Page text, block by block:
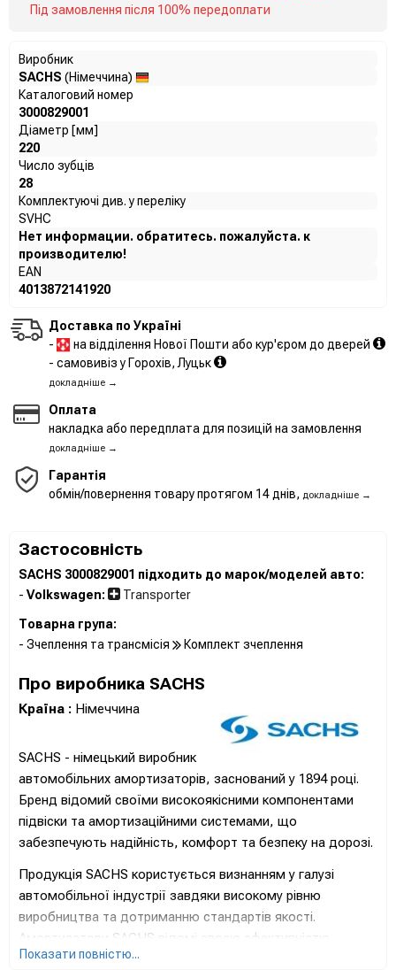
Під замовлення після 100% передоплати
Виробник
SACHS (Німеччина)
Каталоговий номер
3000829001
Діаметр [мм]
220
Число зубців
28
Комплектуючі див. у переліку
SVHC
Нет информации. обратитесь. пожалуйста. к
производителю!
EAN
4013872141920
Доставка по Україні
-
на відділення Нової Пошти або кур'єром до дверей
- самовивіз у Горохів, Луцьк
докладніше →
Оплата
накладка або передплата для позицій на замовлення
докладніше →
Гарантія
обмін/повернення товару протягом 14 днів, докладніше →
Застосовність
SACHS 3000829001 підходить до марок/моделей авто:
- Volkswagen: Transporter
Товарна група:
- Зчеплення та трансмісія
Комплект зчеплення
Про виробника SACHS
Країна : Німеччина
SACHS - німецький виробник
автомобільних амортизаторів, заснований у 1894 році.
Бренд відомий своїми високоякісними компонентами
підвіски та амортизаційними системами, що
забезпечують надійність, комфорт та безпеку на дорозі.
Продукція SACHS користується визнанням у галузі
автомобільної індустрії завдяки високому рівню
виробництва та дотриманню стандартів якості.
Амортизатори SACHS відомі своєю ефективністю,
стійкістю до навантажень та оптимальною роботою в
Показати повністю...